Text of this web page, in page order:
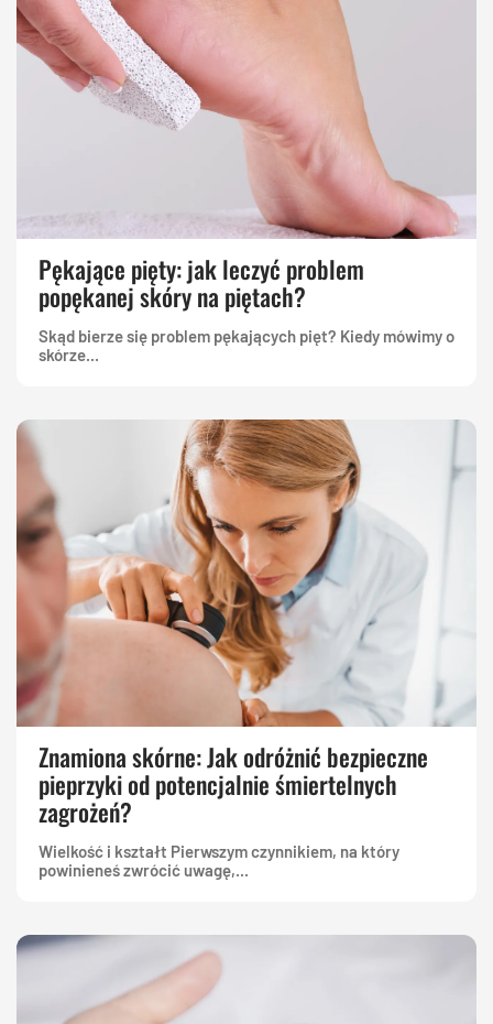
Pękające pięty: jak leczyć problem
popękanej skóry na piętach?
Skąd bierze się problem pękających pięt? Kiedy mówimy o
skórze...
Znamiona skórne: Jak odróżnić bezpieczne
pieprzyki od potencjalnie śmiertelnych
zagrożeń?
Wielkość i kształt Pierwszym czynnikiem, na który
powinieneś zwrócić uwagę,...